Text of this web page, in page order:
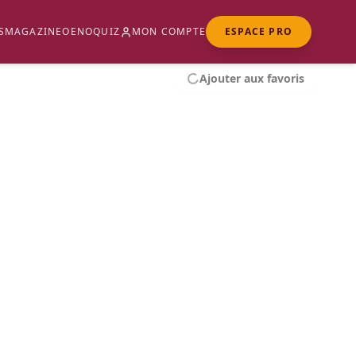
MAGAZINEOENOQUIZ MON COMPTE ESPACE PRO
Ajouter aux favoris